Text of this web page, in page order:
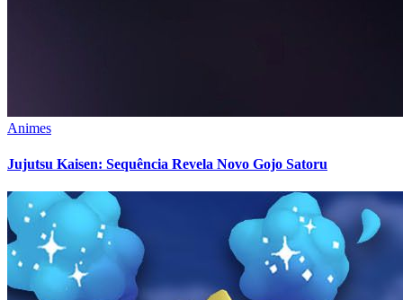
Animes
Jujutsu Kaisen: Sequência Revela Novo Gojo Satoru